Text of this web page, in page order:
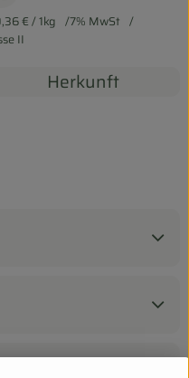
€/ 1kg
7% MwSt
II
Herkunft